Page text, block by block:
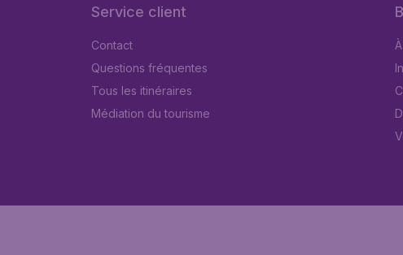
Service client
Contact
Questions fréquentes
Tous les itinéraires
Médiation du tourisme